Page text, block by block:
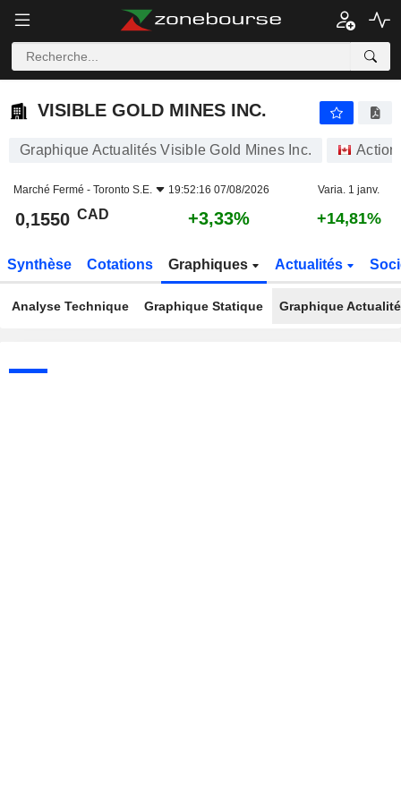
VISIBLE GOLD MINES INC.
VISIBLE GOLD MINES INC.
Graphique Actualités Visible Gold Mines Inc.
Marché Fermé - Toronto S.E. 19:52:16 07/08/2026 Varia. 1 janv.
0,1550 CAD +3,33% +14,81%
Synthèse Cotations Graphiques Actualités
Analyse Technique Graphique Statique Graphique